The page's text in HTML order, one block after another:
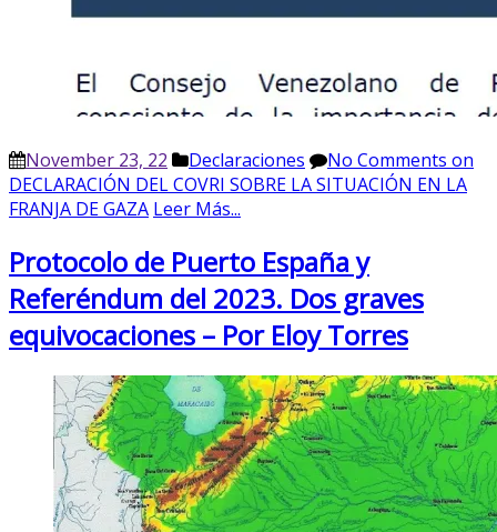
November 23, 22 Declaraciones No Comments on
DECLARACIÓN DEL COVRI SOBRE LA SITUACIÓN EN LA
FRANJA DE GAZA Leer Más...
Protocolo de Puerto España y
Referéndum del 2023. Dos graves
equivocaciones – Por Eloy Torres